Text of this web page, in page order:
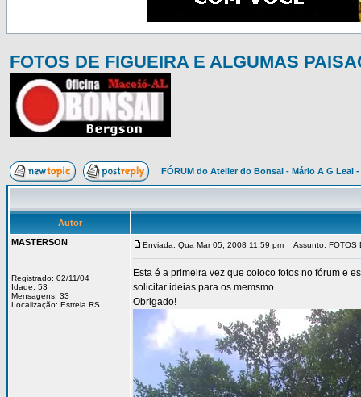
FOTOS DE FIGUEIRA E ALGUMAS
FÓRUM do Atelier do Bonsai - Mário A G Leal
Autor
MASTERSON
Registrado: 02/11/04
Idade: 53
Mensagens: 33
Localização: Estrela RS
Enviada: Qua Mar 05, 2008 11:59 pm Assunto: FOTOS
Esta é a primeira vez que coloco fotos no fórum e
solicitar ideias para os memsmo.
Obrigado!